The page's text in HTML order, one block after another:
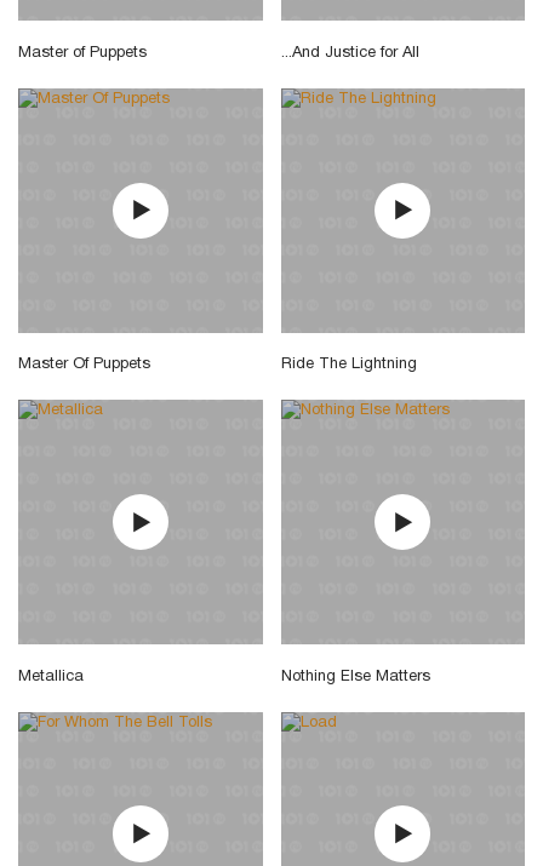
Master of Puppets ...And Justice for All
Master Of Puppets Ride The Lightning
Metallica Nothing Else Matters